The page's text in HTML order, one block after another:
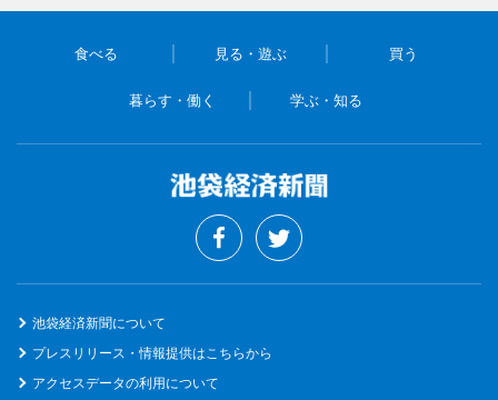
食べる 見る・遊ぶ 買う
暮らす・働く 学ぶ・知る
池袋経済新聞について
プレスリリース・情報提供はこちらから
アクセスデータの利用について